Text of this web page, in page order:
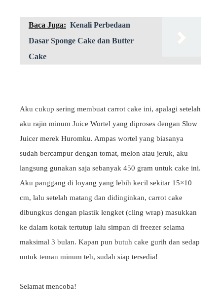
Baca Juga: Kenali Perbedaan
Dasar Sponge Cake dan Butter
Cake
Aku cukup sering membuat carrot cake ini, apalagi setelah
aku rajin minum Juice Wortel yang diproses dengan Slow
Juicer merek Huromku. Ampas wortel yang biasanya
sudah bercampur dengan tomat, melon atau jeruk, aku
langsung gunakan saja sebanyak 450 gram untuk cake ini.
Aku panggang di loyang yang lebih kecil sekitar 15×10
cm, lalu setelah matang dan didinginkan, carrot cake
dibungkus dengan plastik lengket (cling wrap) masukkan
ke dalam kotak tertutup lalu simpan di freezer selama
maksimal 3 bulan. Kapan pun butuh cake gurih dan sedap
untuk teman minum teh, sudah siap tersedia!
Selamat mencoba!